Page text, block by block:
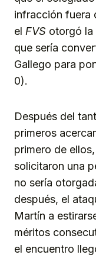
infracción fuera
el FVS otorgó la
que sería
Gallego para
0).
Después del
primeros
primero de ellos,
solicitaron una
no sería
después, el
Martín a
méritos
el encuentro